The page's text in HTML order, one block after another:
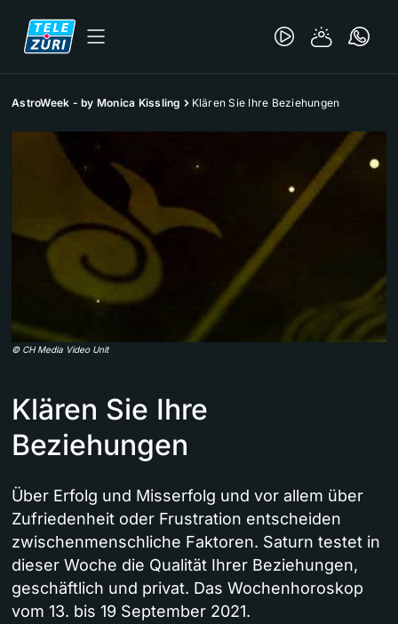
AstroWeek - by Monica Kissling Klären Sie Ihre Beziehungen
© CH Media Video Unit
Klären Sie Ihre
Beziehungen
Über Erfolg und Misserfolg und vor allem über
Zufriedenheit oder Frustration entscheiden
zwischenmenschliche Faktoren. Saturn testet in
dieser Woche die Qualität Ihrer Beziehungen,
geschäftlich und privat. Das Wochenhoroskop
vom 13. bis 19 September 2021.